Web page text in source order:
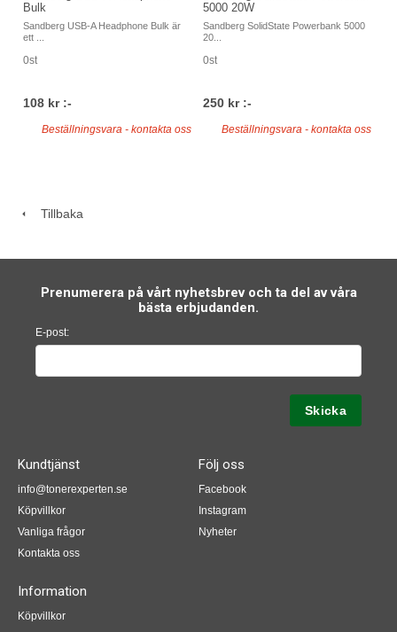
Bulk
Sandberg USB-A Headphone Bulk är
ett ...
0st
108 kr :-
Beställningsvara - kontakta oss
5000 20W
Sandberg SolidState Powerbank 5000
20...
0st
250 kr :-
Beställningsvara - kontakta oss
Tillbaka
Prenumerera på vårt nyhetsbrev och ta del av våra
bästa erbjudanden.
E-post:
Kundtjänst
info@tonerexperten.se
Köpvillkor
Vanliga frågor
Kontakta oss
Följ oss
Facebook
Instagram
Nyheter
Information
Köpvillkor